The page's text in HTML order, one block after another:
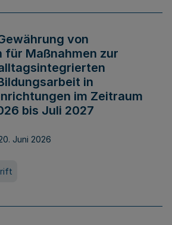
von
für Maßnahmen zur
in
im Zeitraum
bis Juli 2027
Juni 2026